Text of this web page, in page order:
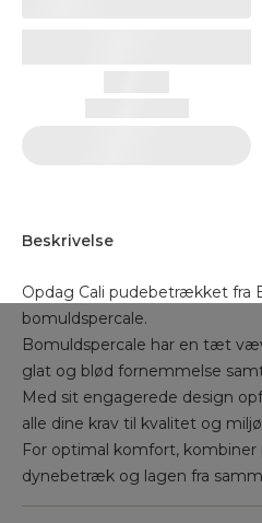
Beskrivelse
Opdag Cali pudebetrækket fra
bomuldspercale.
Bomuldspercale har en tæt
glat og blød fornemmelse
Med sit engagerede design
alle dine krav til kvalitet og
For optimal komfort,
dynebetræk og lagen fra